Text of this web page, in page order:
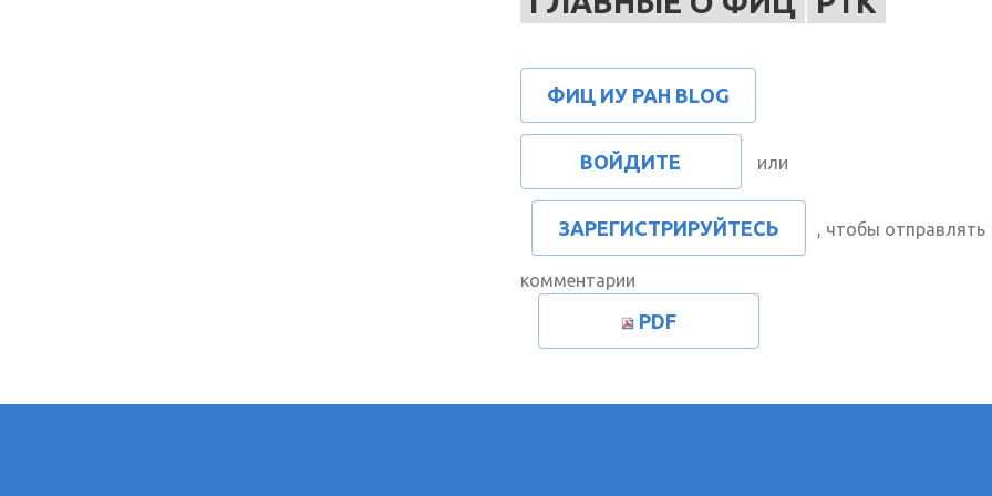
ФИЦ ИУ РАН BLOG
ВОЙДИТЕ или
ЗАРЕГИСТРИРУЙТЕСЬ , чтобы отправлять
комментарии
PDF